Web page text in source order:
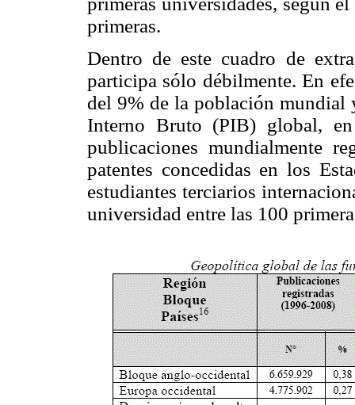
primeras.
Dentro de este cuadro de
participa sólo débilmente. En
del 9% de la población mundial
Interno Bruto (PIB) global,
publicaciones mundialmente
patentes concedidas en los
estudiantes terciarios
universidad entre las 100